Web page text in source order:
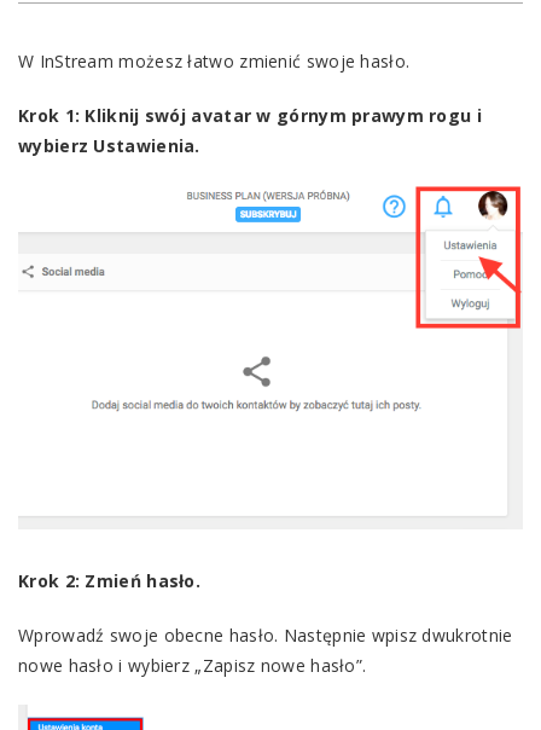
W InStream możesz łatwo zmienić swoje hasło.
Krok 1: Kliknij swój avatar w górnym prawym rogu i
wybierz Ustawienia.
Krok 2: Zmień hasło.
Wprowadź swoje obecne hasło. Następnie wpisz dwukrotnie
nowe hasło i wybierz „Zapisz nowe hasło”.